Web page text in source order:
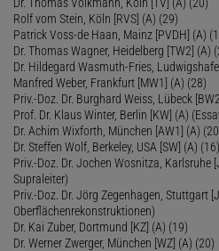
Rolf vom Stein, Köln [RVS] (A) (29)
Patrick Voss-de Haan, Mainz [PVDH] (A)
Dr. Thomas Wagner, Heidelberg [TW2] (A)
Dr. Hildegard Wasmuth-Fries,
Manfred Weber, Frankfurt [MW1] (A) (28)
Priv.-Doz. Dr. Burghard Weiss, Lübeck
Prof. Dr. Klaus Winter, Berlin [KW] (A)
Dr. Achim Wixforth, München [AW1] (A)
Dr. Steffen Wolf, Berkeley, USA [SW] (A) (16)
Priv.-Doz. Dr. Jochen Wosnitza, Karlsruhe
Supraleiter)
Priv.-Doz. Dr. Jörg Zegenhagen, Stuttgart
Oberflächenrekonstruktionen)
Dr. Kai Zuber, Dortmund [KZ] (A) (19)
Dr. Werner Zwerger, München [WZ] (A) (20)